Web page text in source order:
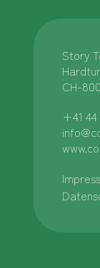
Story
CH-
+41 44